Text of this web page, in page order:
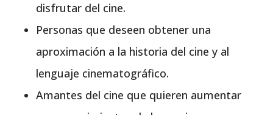
disfrutar del cine.
Personas que deseen obtener una
aproximación a la historia del cine y al
lenguaje cinematográfico.
Amantes del cine que quieren aumentar